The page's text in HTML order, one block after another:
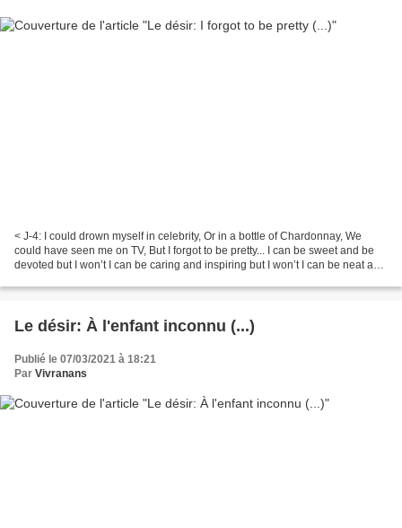
< J-4: I could drown myself in celebrity, Or in a bottle of Chardonnay, We
could have seen me on TV, But I forgot to be pretty... I can be sweet and be
devoted but I won’t I can be caring and inspiring but I won’t I can be neat and
Le désir: À l'enfant inconnu (...)
Publié le 07/03/2021 à 18:21
Par Vivranans